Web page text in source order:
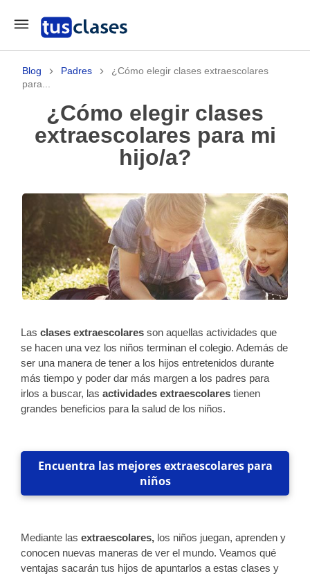
Blog Padres
¿Cómo elegir clases extraescolares
para...
¿Cómo elegir clases
extraescolares para mi
hijo/a?
Las clases extraescolares son aquellas actividades que
se hacen una vez los niños terminan el colegio. Además de
ser una manera de tener a los hijos entretenidos durante
más tiempo y poder dar más margen a los padres para
irlos a buscar, las actividades extraescolares tienen
grandes beneficios para la salud de los niños.
Encuentra las mejores extraescolares para
niños
Mediante las extraescolares, los niños juegan, aprenden y
conocen nuevas maneras de ver el mundo. Veamos qué
ventajas sacarán tus hijos de apuntarlos a estas clases y